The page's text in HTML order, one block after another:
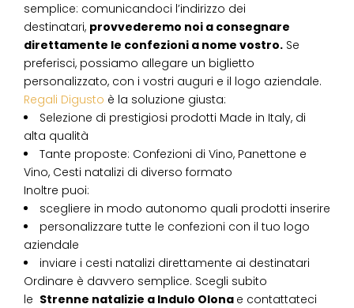
semplice: comunicandoci l’indirizzo dei
destinatari, provvederemo noi a consegnare
direttamente le confezioni a nome vostro. Se
preferisci, possiamo allegare un biglietto
personalizzato, con i vostri auguri e il logo aziendale.
Regali Digusto è la soluzione giusta:
Selezione di prestigiosi prodotti Made in Italy, di
alta qualità
Tante proposte: Confezioni di Vino, Panettone e
Vino, Cesti natalizi di diverso formato
Inoltre puoi:
scegliere in modo autonomo quali prodotti inserire
personalizzare tutte le confezioni con il tuo logo
aziendale
inviare i cesti natalizi direttamente ai destinatari
Ordinare è davvero semplice. Scegli subito
le Strenne natalizie a Indulo Olona e contattateci